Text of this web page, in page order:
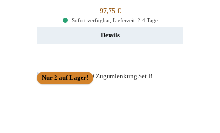
Regulärer Preis:
97,75 €
Sofort verfügbar, Lieferzeit: 2-4 Tage
Details
Nur 2 auf Lager!